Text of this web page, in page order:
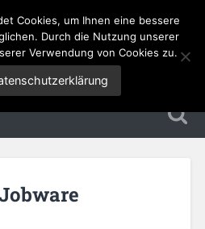
Jobs
Cookies, um Ihnen eine bessere
Durch die Nutzung unserer
Verwendung von Cookies zu.